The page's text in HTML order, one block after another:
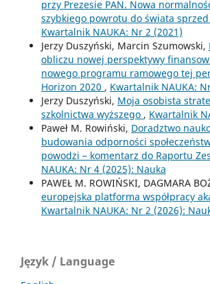
przy Prezesie PAN. Nowa
szybkiego powrotu do świata
Kwartalnik NAUKA: Nr 2 (2021)
Jerzy Duszyński, Marcin Szumowski,
obliczu nowej perspektywy
nowego programu ramowego tej
Horizon 2020 , Kwartalnik NAUKA:
Jerzy Duszyński, Moja osobista
szkolnictwa wyższego , Kwartalnik
Paweł M. Rowiński, Doradztwo
budowania odporności
powodzi – komentarz do Raportu
NAUKA: Nr 4 (2025): Nauka
PAWEŁ M. ROWIŃSKI, DAGMARA
europejska platforma współpracy
Kwartalnik NAUKA: Nr 2 (2026):
Język / Language